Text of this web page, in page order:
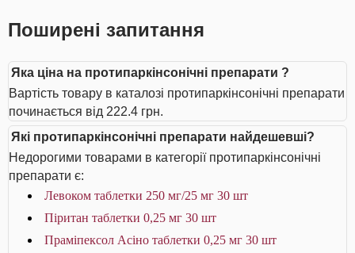
Поширені запитання
Яка ціна на протипаркінсонічні препарати ?
Вартість товару в каталозі протипаркінсонічні препарати
починається від 222.4 грн.
Які протипаркінсонічні препарати найдешевші?
Недорогими товарами в категорії протипаркінсонічні
препарати є:
Левоком таблетки 250 мг/25 мг 30 шт
Піритан таблетки 0,25 мг 30 шт
Праміпексол Асіно таблетки 0,25 мг 30 шт